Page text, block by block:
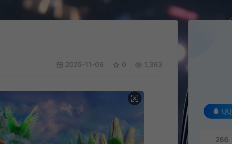
2025-11-06 0 1,363
QQ
266